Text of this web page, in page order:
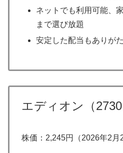
ネットでも利用可能、
まで選び放題
安定した配当もありが
エディオン（2730
株価：2,245円（2026年2月